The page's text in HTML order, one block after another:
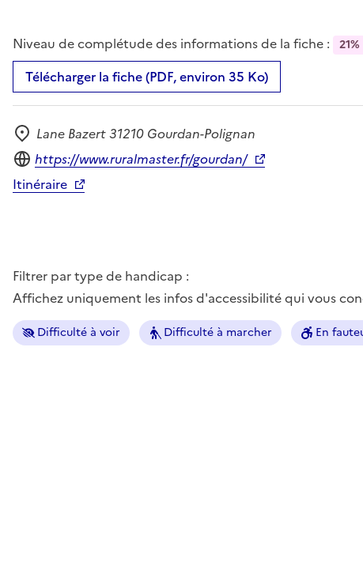
Niveau de complétude des informations de la fiche : 21%
Télécharger la fiche (PDF, environ 35 Ko)
Adresse
Lane Bazert 31210 Gourdan-Polignan
Site internet
https://www.ruralmaster.fr/gourdan/
Itinéraire
Filtrer par type de handicap :
Affichez uniquement les infos d'accessibilité qui vous
Difficulté à voir Difficulté à marcher En